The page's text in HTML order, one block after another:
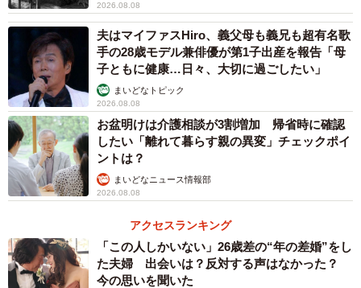
多くの人が心揺さぶられたぽに豆さんと娘のエピソード。
再婚時の心情や、「母の日」を経た2人の関係についてたず
ねました。
「かわいらしく、年齢の割にしっかりしていた」
ぽに豆さんは最初に結婚した夫との離婚後、小学校の同級
生だった現在の夫と再会。夫も同じく離婚しており、当
時、娘は実母のもとで生活していて、面会の際に一緒に会
「最初はよそ様のお子さんって感覚。連れ子になるという
イメージもありませんでしたし、出産経験がないので他人
2026.08.08
夫はマイファスHiro、義父母も義兄も超有名歌
手の28歳モデル兼俳優が第1子出産を報告「母
子ともに健康…日々、大切に過ごしたい」
まいどなトピック
2026.08.08
お盆明けは介護相談が3割増加 帰省時に確認
したい「離れて暮らす親の異変」チェックポイ
ントは？
まいどなニュース情報部
2026.08.08
アクセスランキング
「この人しかいない」26歳差の“年の差婚”をし
た夫婦 出会いは？反対する声はなかった？
今の思いを聞いた